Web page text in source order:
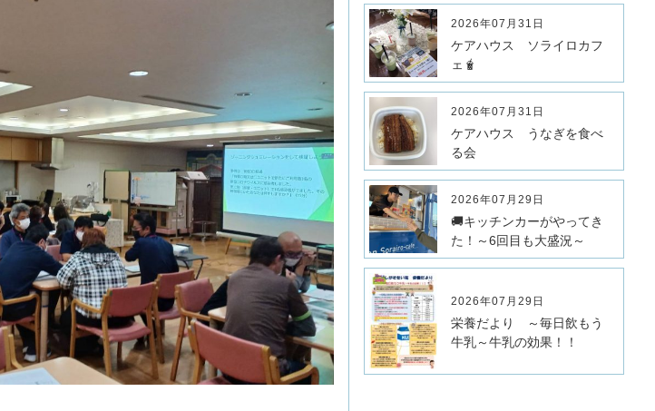
2026年07月31日
ケアハウス ソライロカフ
ェ🧋
2026年07月31日
ケアハウス うなぎを食べ
る会
2026年07月29日
🚚キッチンカーがやってき
た！～6回目も大盛況～
2026年07月29日
栄養だより ～毎日飲もう
牛乳～牛乳の効果！！